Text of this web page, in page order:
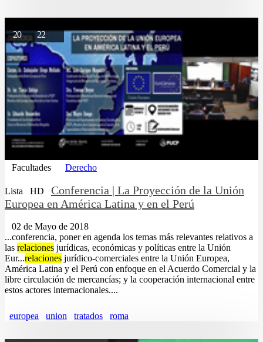
2022
Facultades Derecho
Lista HD
Conferencia | La Proyección de la Unión
Europea en América Latina y en el Perú
02 de Mayo de 2018
...conferencia, poner en agenda los temas más relevantes relativos a
las relaciones jurídicas, económicas y políticas entre la Unión
Eur...relaciones jurídico-comerciales entre la Unión Europea,
América Latina y el Perú con enfoque en el Acuerdo Comercial y la
libre circulación de mercancías; y la cooperación internacional entre
estos actores internacionales....
europea union tratados roma